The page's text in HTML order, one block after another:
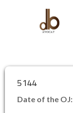
5144
Date of the OJ: